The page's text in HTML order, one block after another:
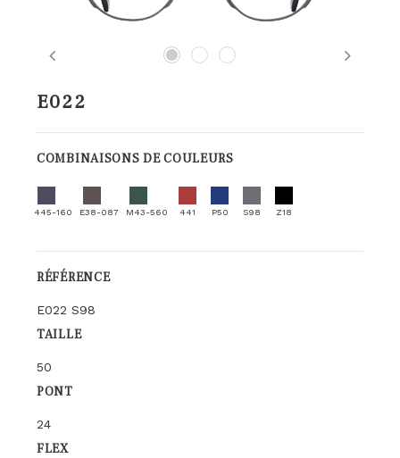
Previous Next
E022
COMBINAISONS DE COULEURS
445-160 E38-087 M43-560 441 P50 S98 Z18
RÉFÉRENCE
E022 S98
TAILLE
50
PONT
24
FLEX